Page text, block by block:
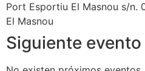
Port Esportiu El Masnou s/n.
El Masnou
Siguiente evento